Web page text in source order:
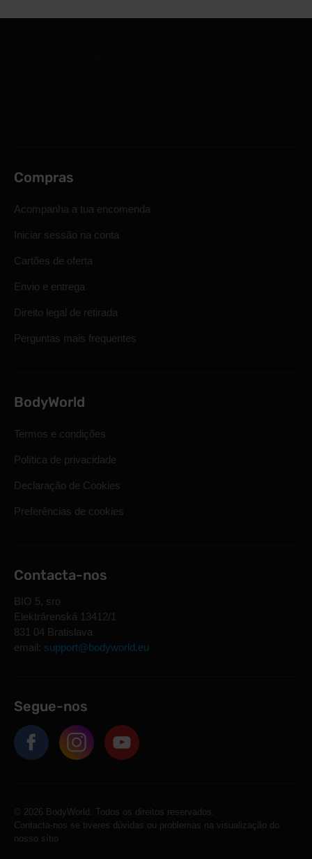
Compras
Acompanha a tua encomenda
Iniciar sessão na conta
Cartões de oferta
Envio e entrega
Direito legal de retirada
Perguntas mais frequentes
BodyWorld
Termos e condições
Política de privacidade
Declaração de Cookies
Preferências de cookies
Contacta-nos
BIO 5, sro
Elektrárenská 13412/1
831 04 Bratislava
email: support@bodyworld.eu
Segue-nos
© 2026 BodyWorld. Todos os direitos reservados.
Contacta-nos se tiveres dúvidas ou problemas na visualização do
nosso sítio